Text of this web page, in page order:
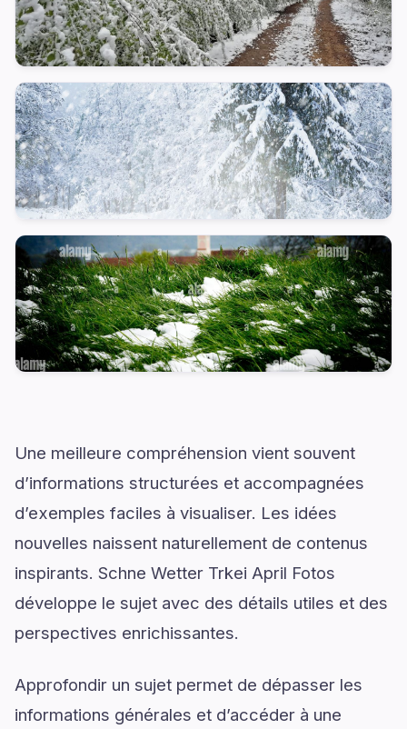
Une meilleure compréhension vient souvent
d’informations structurées et accompagnées
d’exemples faciles à visualiser. Les idées
nouvelles naissent naturellement de contenus
inspirants. Schne Wetter Trkei April Fotos
développe le sujet avec des détails utiles et des
perspectives enrichissantes.
Approfondir un sujet permet de dépasser les
informations générales et d’accéder à une